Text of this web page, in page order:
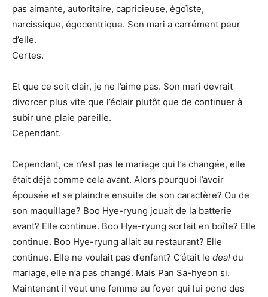
pas aimante, autoritaire, capricieuse, égoïste,
narcissique, égocentrique. Son mari a carrément peur
d’elle.
Certes.
Et que ce soit clair, je ne l’aime pas. Son mari devrait
divorcer plus vite que l’éclair plutôt que de continuer à
subir une plaie pareille.
Cependant.
Cependant, ce n’est pas le mariage qui l’a changée, elle
était déjà comme cela avant. Alors pourquoi l’avoir
épousée et se plaindre ensuite de son caractère? Ou de
son maquillage? Boo Hye-ryung jouait de la batterie
avant? Elle continue. Boo Hye-ryung sortait en boîte? Elle
continue. Boo Hye-ryung allait au restaurant? Elle
continue. Elle ne voulait pas d’enfant? C’était le deal du
mariage, elle n’a pas changé. Mais Pan Sa-hyeon si.
Maintenant il veut une femme au foyer qui lui pond des